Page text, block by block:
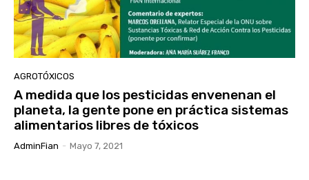
AGROTÓXICOS
A medida que los pesticidas envenenan el
planeta, la gente pone en práctica sistemas
alimentarios libres de tóxicos
AdminFian - Mayo 7, 2021